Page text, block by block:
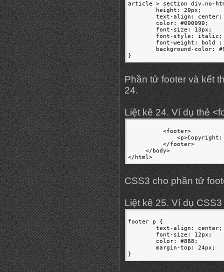
article > section div.no-
	text-align: center;
}
Phần tử footer và kết
24.
Liệt kê 24. Ví dụ thẻ
          <footer>
          </footer>
     </body>
</html>
CSS3 cho phần tử
Liệt kê 25. Ví dụ CSS3
footer p {
	text-align: center;
	margin-top: 24px;
}